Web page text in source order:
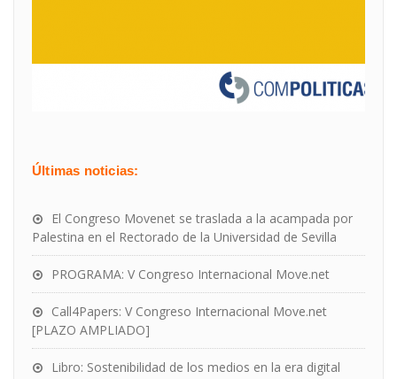
Últimas noticias:
El Congreso Movenet se traslada a la acampada por
Palestina en el Rectorado de la Universidad de Sevilla
PROGRAMA: V Congreso Internacional Move.net
Call4Papers: V Congreso Internacional Move.net
[PLAZO AMPLIADO]
Libro: Sostenibilidad de los medios en la era digital